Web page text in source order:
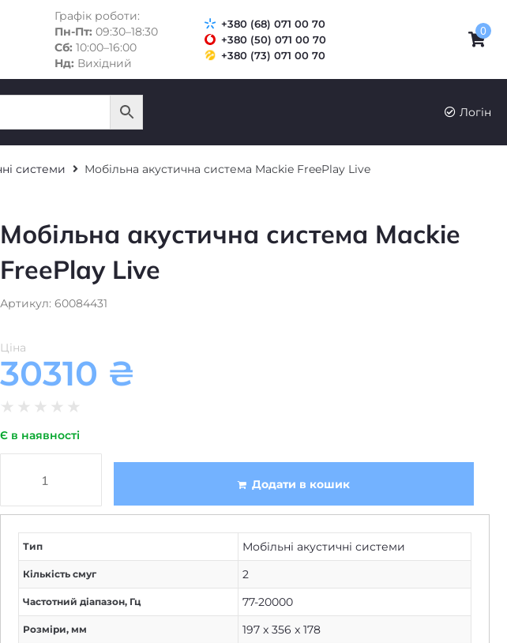
Графік роботи:
Пн-Пт: 09:30–18:30
Сб: 10:00–16:00
Нд: Вихідний
+380 (68) 071 00 70
+380 (50) 071 00 70
+380 (73) 071 00 70
0
Логін
системи Мобільна акустична система Mackie FreePlay Live
Мобільна акустична система Mackie
FreePlay Live
Артикул: 60084431
Ціна
30310 ₴
★ ★ ★ ★ ★
Є в наявності
Додати в кошик
Тип Мобільні акустичні системи
Кількість смуг 2
Частотний діапазон, Гц 77-20000
Розміри, мм 197 x 356 x 178